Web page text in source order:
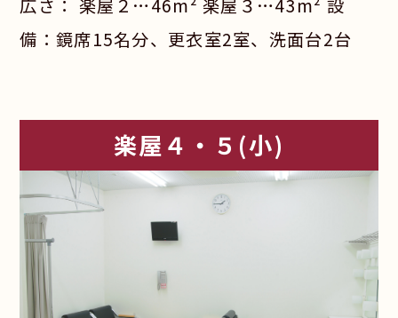
広さ： 楽屋２…46m² 楽屋３…43m² 設
備：鏡席15名分、更衣室2室、洗面台2台
楽屋４・５(小)